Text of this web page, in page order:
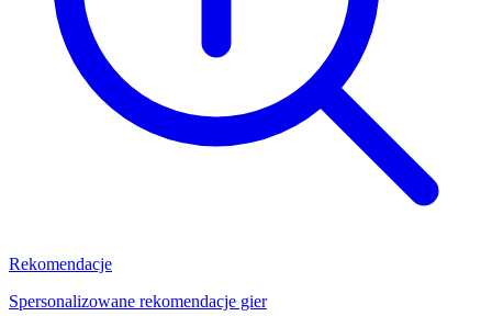
Rekomendacje
Spersonalizowane rekomendacje gier